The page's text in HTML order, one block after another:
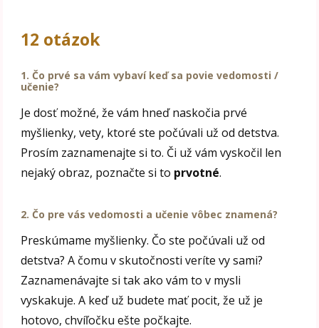
12 otázok
1. Čo prvé sa vám vybaví keď sa povie vedomosti /
učenie?
Je dosť možné, že vám hneď naskočia prvé
myšlienky, vety, ktoré ste počúvali už od detstva.
Prosím zaznamenajte si to. Či už vám vyskočil len
nejaký obraz, poznačte si to prvotné.
2.Čo pre vás vedomosti a učenie vôbec znamená?
Preskúmame myšlienky. Čo ste počúvali už od
detstva? A čomu v skutočnosti veríte vy sami?
Zaznamenávajte si tak ako vám to v mysli
vyskakuje. A keď už budete mať pocit, že už je
hotovo, chvíľočku ešte počkajte.